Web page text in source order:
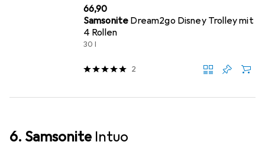
EUR
66,90
Samsonite Dream2go Disney Trolley mit
4 Rollen
30 l
2
6. Samsonite Intuo